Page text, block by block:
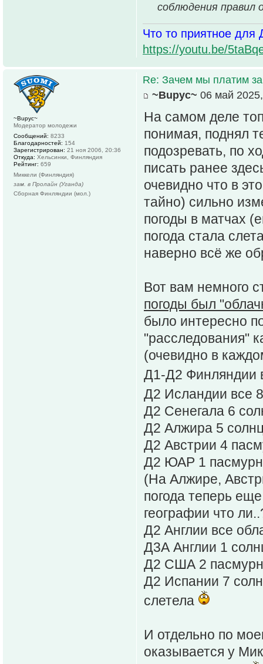
соблюдения правил
Что то приятное для
https://youtu.be/
Re: Зачем мы платим
~Bupyc~ 06 май
На самом деле
понимая, поднял
подозревать, по
писать ранее
очевидно что в
тайно) сильно
погоды в матчах
погода стала
наверно всё же
Вот вам немного
погоды был
было интересно
"расследования"
(очевидно в
Д1-Д2 Финляндии
Д2 Исландии все
Д2 Сенегала 6
Д2 Алжира 5
Д2 Австрии 4
Д2 ЮАР 1
(На Алжире,
погода теперь
географии что
Д2 Англии все
Д3А Англии 1
Д2 США 2
Д2 Испании 7
слетела
И отдельно по
оказывается у
~Bupyc~
Модератор молодежи
Сообщений: 8233
Благодарностей: 154
Зарегистрирован: 21 ноя 2006, 20:36
Откуда: Хельсинки, Финляндия
Рейтинг: 659
Миккели (Финляндия)
зам. в Пролайн (Уганда)
Сборная Финляндии (мол.)